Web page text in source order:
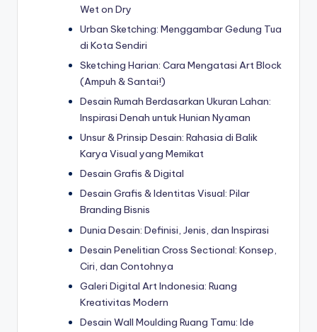
Wet on Dry
Urban Sketching: Menggambar Gedung Tua
di Kota Sendiri
Sketching Harian: Cara Mengatasi Art Block
(Ampuh & Santai!)
Desain Rumah Berdasarkan Ukuran Lahan:
Inspirasi Denah untuk Hunian Nyaman
Unsur & Prinsip Desain: Rahasia di Balik
Karya Visual yang Memikat
Desain Grafis & Digital
Desain Grafis & Identitas Visual: Pilar
Branding Bisnis
Dunia Desain: Definisi, Jenis, dan Inspirasi
Desain Penelitian Cross Sectional: Konsep,
Ciri, dan Contohnya
Galeri Digital Art Indonesia: Ruang
Kreativitas Modern
Desain Wall Moulding Ruang Tamu: Ide